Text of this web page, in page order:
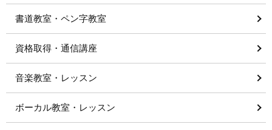
書道教室・ペン字教室
資格取得・通信講座
音楽教室・レッスン
ボーカル教室・レッスン